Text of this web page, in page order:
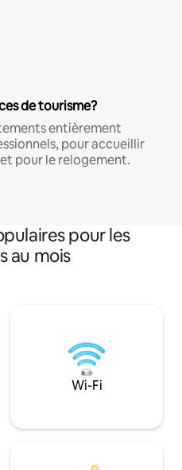
de tourisme?
entièrement
pour accueillir
pour le relogement.
pour les
au mois
Wi-Fi